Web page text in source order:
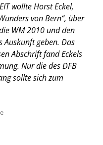
wollte Horst Eckel,
von Bern“, über
WM 2010 und den
geben. Das
Abschrift fand Eckels
Nur die des DFB
sollte sich zum